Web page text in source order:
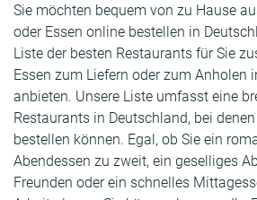
Sie möchten bequem von zu Hause
oder Essen online bestellen in
Liste der besten Restaurants für Sie
Essen zum Liefern oder zum Anholen
anbieten. Unsere Liste umfasst eine
Restaurants in Deutschland, bei
bestellen können. Egal, ob Sie ein
Abendessen zu zweit, ein geselliges
Freunden oder ein schnelles